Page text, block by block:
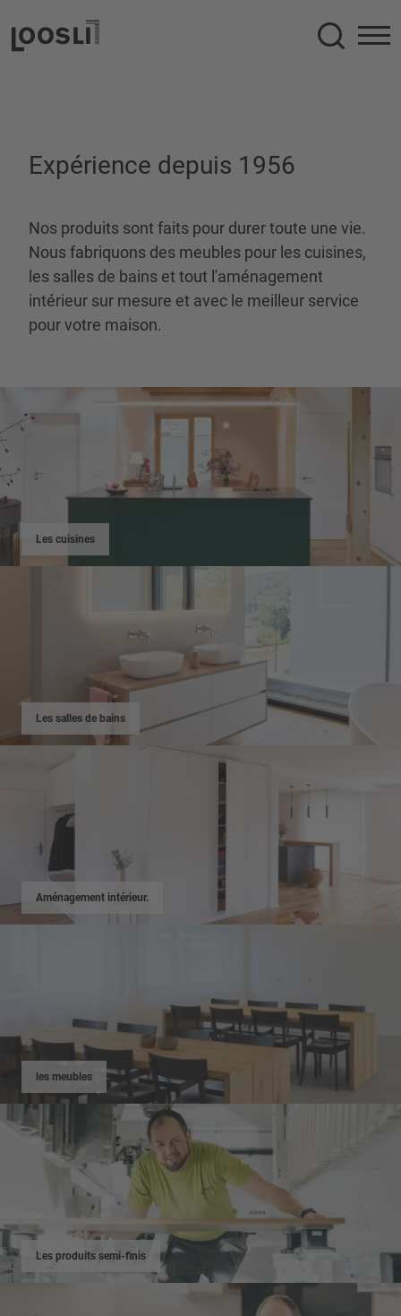
Expérience depuis 1956
Nos produits sont faits pour durer toute une vie.
Nous fabriquons des meubles pour les cuisines,
les salles de bains et tout l'aménagement
intérieur sur mesure et avec le meilleur service
pour votre maison.
Les cuisines
Les salles de bains
Aménagement intérieur.
les meubles
Les produits semi-finis